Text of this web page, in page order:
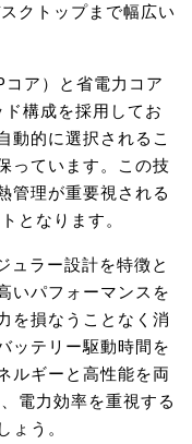
クトップまで幅広い
ア）と省電力コア
ド構成を採用してお
動的に選択されるこ
っています。この技
管理が重要視される
となります。
ラー設計を特徴と
いパフォーマンスを
を損なうことなく消
ッテリー駆動時間を
ルギーと高性能を両
電力効率を重視する
ょう。